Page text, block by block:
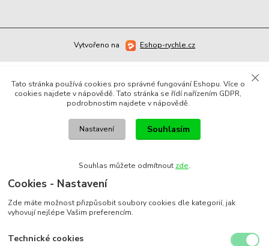
Vytvořeno na Eshop-rychle.cz
Tato stránka používá cookies pro správné fungování Eshopu. Více o
cookies najdete v nápovědě. Tato stránka se řídí nařízením GDPR,
podrobnostim najdete v nápovědě.
Nastavení Souhlasím
Souhlas můžete odmítnout zde.
Cookies - Nastavení
Zde máte možnost přizpůsobit soubory cookies dle kategorií, jak
vyhovují nejlépe Vašim preferencím.
Technické cookies